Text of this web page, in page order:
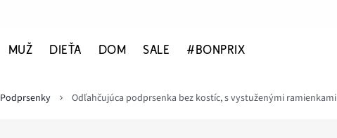
MUŽ DIEŤA DOM SALE #BONPRIX
Podprsenky Odľahčujúca podprsenka bez kostíc, s vystuženými ramienkami